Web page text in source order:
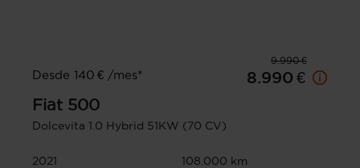
9.990 €
Desde 140 € /mes*
8.990 €
Fiat 500
Dolcevita 1.0 Hybrid 51KW (70 CV)
2021
108.000 km